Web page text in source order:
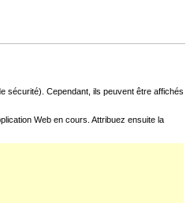
sécurité). Cependant, ils peuvent être affichés
Web en cours. Attribuez ensuite la